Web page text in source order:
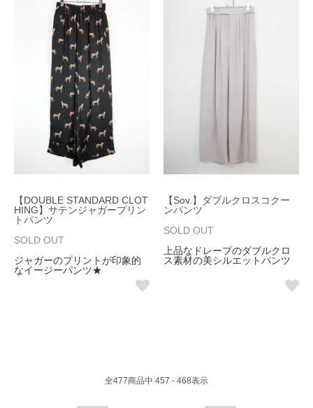
【DOUBLE STANDARD CLOT
HING】サテンジャガープリン
トパンツ
SOLD OUT
ジャガーのプリントが印象的
なイージーパンツ★
【Sov.】ダブルクロスコクー
ンパンツ
SOLD OUT
上品なドレープのダブルクロ
ス素材の美シルエットパンツ
全477商品中 457 - 468表示